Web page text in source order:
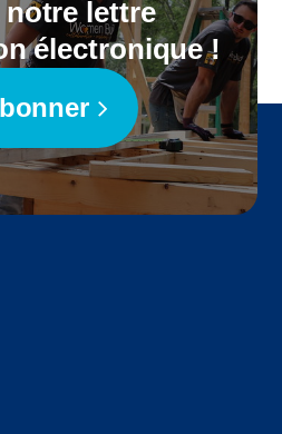
notre lettre
électronique !